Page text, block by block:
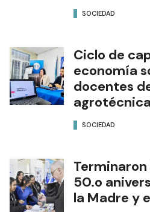
SOCIEDAD
Ciclo de
economía
docentes
SOCIEDAD
50.o
la Madre y